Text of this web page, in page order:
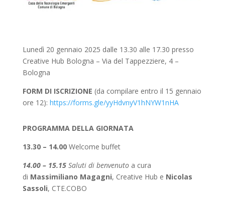
Lunedì 20 gennaio 2025 dalle 13.30 alle 17.30 presso
Creative Hub Bologna – Via del Tappezziere, 4 –
Bologna
FORM DI ISCRIZIONE (da compilare entro il 15 gennaio
ore 12): https://forms.gle/yyHdvnyV1hNYW1nHA
PROGRAMMA DELLA GIORNATA
13.30 – 14.00 Welcome buffet
14.00 – 15.15 Saluti di benvenuto a cura
di Massimiliano Magagni, Creative Hub e Nicolas
Sassoli, CTE.COBO